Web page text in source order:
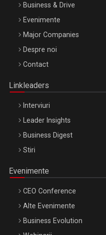
Be Inspired. Make it Happen!,
Octombrie
Business & Drive
Evenimente
Major Companies
Despre noi
Contact
Linkleaders
Interviuri
Leader Insights
Business Digest
Stiri
Evenimente
CEO Conference
Alte Evenimente
Business Evolution